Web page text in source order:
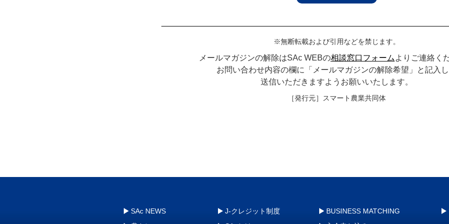
※無断転載および引用などを禁じます。
メールマガジンの解除はSAc WEBの相談窓口フォーム よりご連絡く
お問い合わせ内容の欄に「メールマガジンの解除希望」と記入し
送信いただきますようお願いいたします。
［発行元］スマート農業共同体
SAc NEWS
J-クレジット制度
BUSINESS MATCHING